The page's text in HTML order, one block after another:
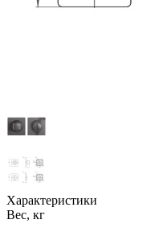
Характеристики
Вес, кг